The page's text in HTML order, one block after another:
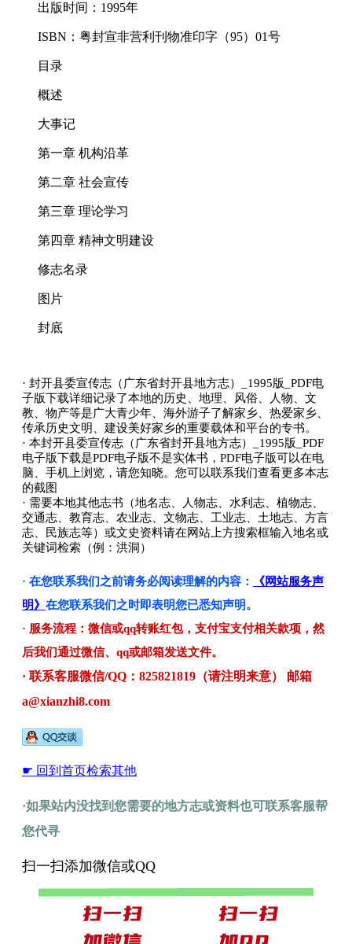
出版时间：1995年
ISBN：粤封宣非营利刊物准印字（95）01号
目录
概述
大事记
第一章 机构沿革
第二章 社会宣传
第三章 理论学习
第四章 精神文明建设
修志名录
图片
封底
· 封开县委宣传志（广东省封开县地方志）_1995版_PDF电
子版下载详细记录了本地的历史、地理、风俗、人物、文
教、物产等是广大青少年、海外游子了解家乡、热爱家乡、
传承历史文明、建设美好家乡的重要载体和平台的专书。
· 本封开县委宣传志（广东省封开县地方志）_1995版_PDF
电子版下载是PDF电子版不是实体书，PDF电子版可以在电
脑、手机上浏览，请您知晓。您可以联系我们查看更多本志
的截图
· 需要本地其他志书（地名志、人物志、水利志、植物志、
交通志、教育志、农业志、文物志、工业志、土地志、方言
志、民族志等）或文史资料请在网站上方搜索框输入地名或
关键词检索（例：洪洞）
· 在您联系我们之前请务必阅读理解的内容：
《网站服务声
明》 在您联系我们之时即表明您已悉知声明。
· 服务流程：微信或qq转账红包，支付宝支付相关款项，然
后我们通过微信、qq或邮箱发送文件。
· 联系客服微信/QQ：825821819（请注明来意） 邮箱
a@xianzhi8.com
☛ 回到首页检索其他
·如果站内没找到您需要的地方志或资料也可联系客服帮
您代寻
扫一扫添加微信或QQ